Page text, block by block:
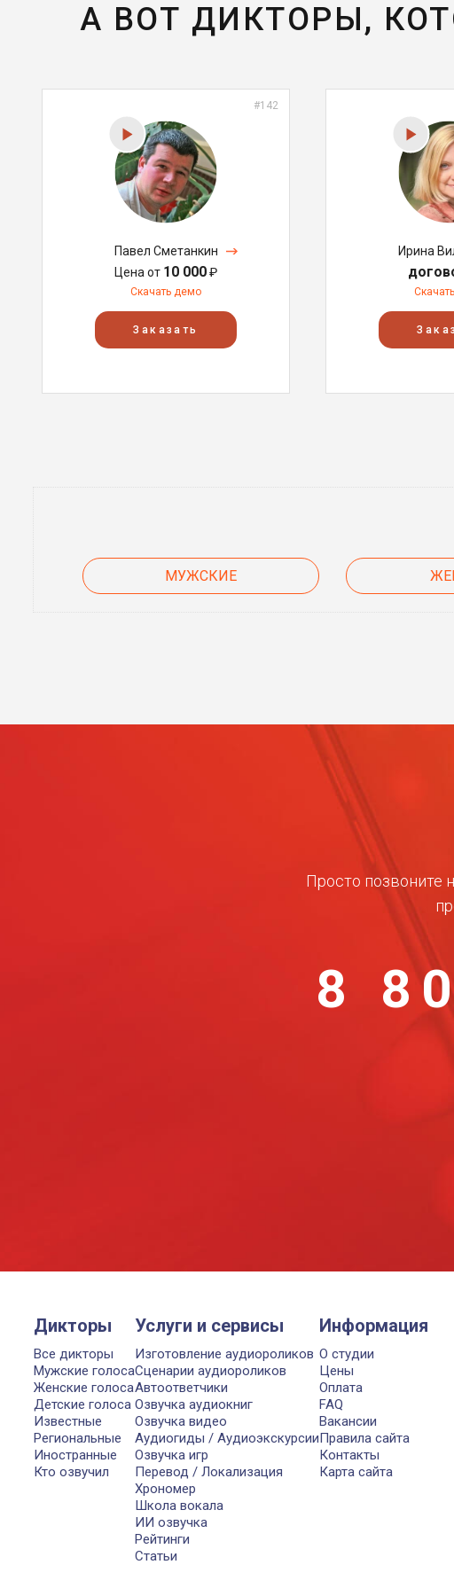
А ВОТ ДИКТОРЫ,
#142
Павел Сметанкин
Цена от 10 000₽
Скачать демо
Заказать
Ирина
МУЖСКИЕ
Просто позвоните
8
Дикторы
Все дикторы
Мужские голоса
Женские голоса
Детские голоса
Известные
Региональные
Иностранные
Кто озвучил
Услуги и сервисы
Изготовление аудиороликов
Сценарии аудиороликов
Автоответчики
Озвучка аудиокниг
Озвучка видео
Аудиогиды / Аудиоэкскурсии
Озвучка игр
Перевод / Локализация
Хрономер
Школа вокала
ИИ озвучка
Рейтинги
Статьи
Информация
О студии
Цены
Оплата
FAQ
Вакансии
Правила сайта
Контакты
Карта сайта